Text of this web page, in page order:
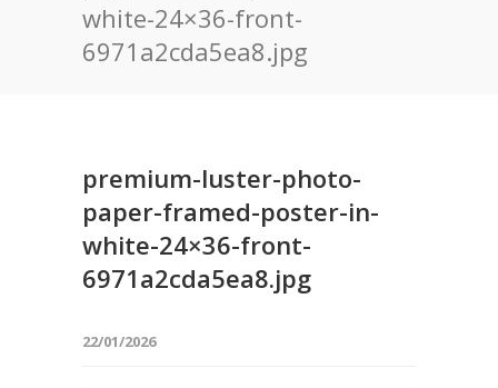
white-24×36-front-
6971a2cda5ea8.jpg
premium-luster-photo-
paper-framed-poster-in-
white-24×36-front-
6971a2cda5ea8.jpg
22/01/2026